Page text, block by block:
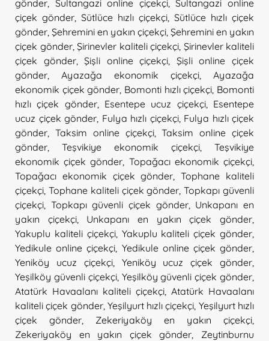
gönder
Sultangazi online çiçekçi,Sultangazi online
çiçek gönder Sütlüce hızlı çiçekçi Sütlüce hızlı çiçek
gönder Şehremini en yakın çiçekçi Şehremini en yakın
çiçek gönder, Şirinevler kaliteli çiçekçi Şirinevler kaliteli
çiçek gönder,Şişli online çiçekçi
Şişli online çiçek
gönder
Ayazağa ekonomik çiçekçi
Ayazağa
ekonomik çiçek gönder Bomonti hızlı çiçekçi Bomonti
hızlı çiçek gönder, Esentepe ucuz çiçekçi, Esentepe
ucuz çiçek gönder Fulya hızlı çiçekçi, Fulya hızlı çiçek
gönder
Taksim online çiçekçi,Taksim online çiçek
gönder
Teşvikiye ekonomik çiçekçi
Teşvikiye
ekonomik çiçek gönder Topağacı ekonomik çiçekçi
Topağacı ekonomik çiçek gönder ,Tophane kaliteli
çiçekçi Tophane kaliteli çiçek gönder ,Topkapı güvenli
çiçekçi Topkapı güvenli çiçek gönder, Unkapanı en
yakın çiçekçi, Unkapanı en yakın çiçek gönder
Yakuplu kaliteli çiçekçi, Yakuplu kaliteli çiçek gönder
Yedikule online çiçekçi Yedikule online çiçek gönder
Yeniköy ucuz çiçekçi, Yeniköy ucuz çiçek gönder
Yeşilköy güvenli çiçekçi, Yeşilköy güvenli çiçek gönder
Atatürk Havaalanı kaliteli çiçekçi Atatürk Havaalanı
kaliteli çiçek gönder, Yeşilyurt hızlı çiçekçi Yeşilyurt hızlı
çiçek gönder
Zekeriyaköy en yakın çiçekçi
Zekeriyaköy en yakın çiçek gönder
Zeytinburnu